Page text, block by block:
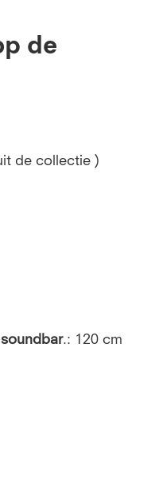
de
de collectie )
.: 120 cm